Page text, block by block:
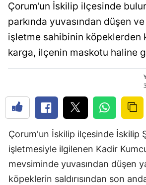
Çorum’un İskilip ilçesinde
parkında yuvasından düşen
işletme sahibinin köpeklerden
karga, ilçenin maskotu haline
Çorum'un İskilip ilçesinde İskilip
işletmesiyle ilgilenen Kadir
mevsiminde yuvasından düşen
köpeklerin saldırısından son